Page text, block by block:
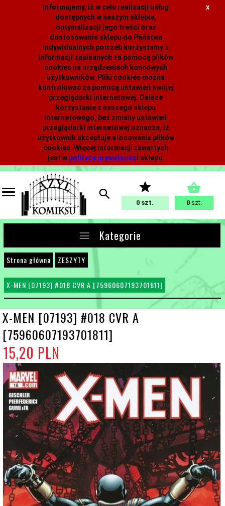
Informujemy, iż w celu realizacji usług
dostępnych w naszym sklepie,
optymalizacji jego treści oraz
dostosowania sklepu do Państwa
indywidualnych potrzeb korzystamy z
informacji zapisanych za pomocą plików
cookies na urządzeniach końcowych
użytkowników. Pliki cookies można
kontrolować za pomocą ustawień swojej
przeglądarki internetowej. Dalsze
korzystanie z naszego sklepu
internetowego, bez zmiany ustawień
przeglądarki internetowej oznacza, iż
użytkownik akceptuje stosowanie plików
cookies. Więcej informacji zawartych
jest w polityce prywatności sklepu.
x
0 0 szt.
Kategorie
Strona główna ZESZYTY
X-MEN [07193] #018 CVR A [75960607193701811]
X-MEN [07193] #018 CVR A
[75960607193701811]
15,20 PLN